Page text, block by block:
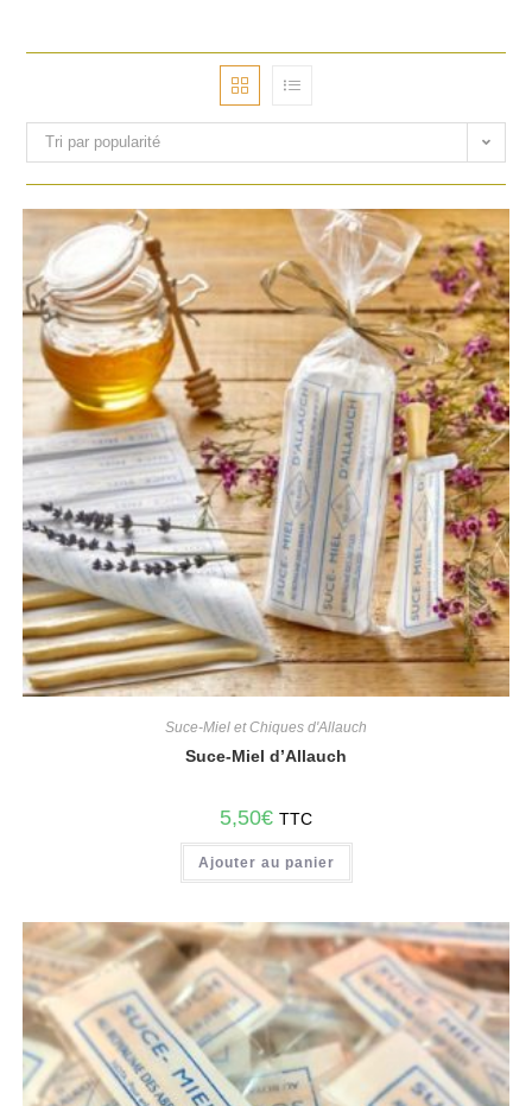
Tri par popularité
Suce-Miel et Chiques d'Allauch
Suce-Miel d’Allauch
5,50€ TTC
Ajouter au panier